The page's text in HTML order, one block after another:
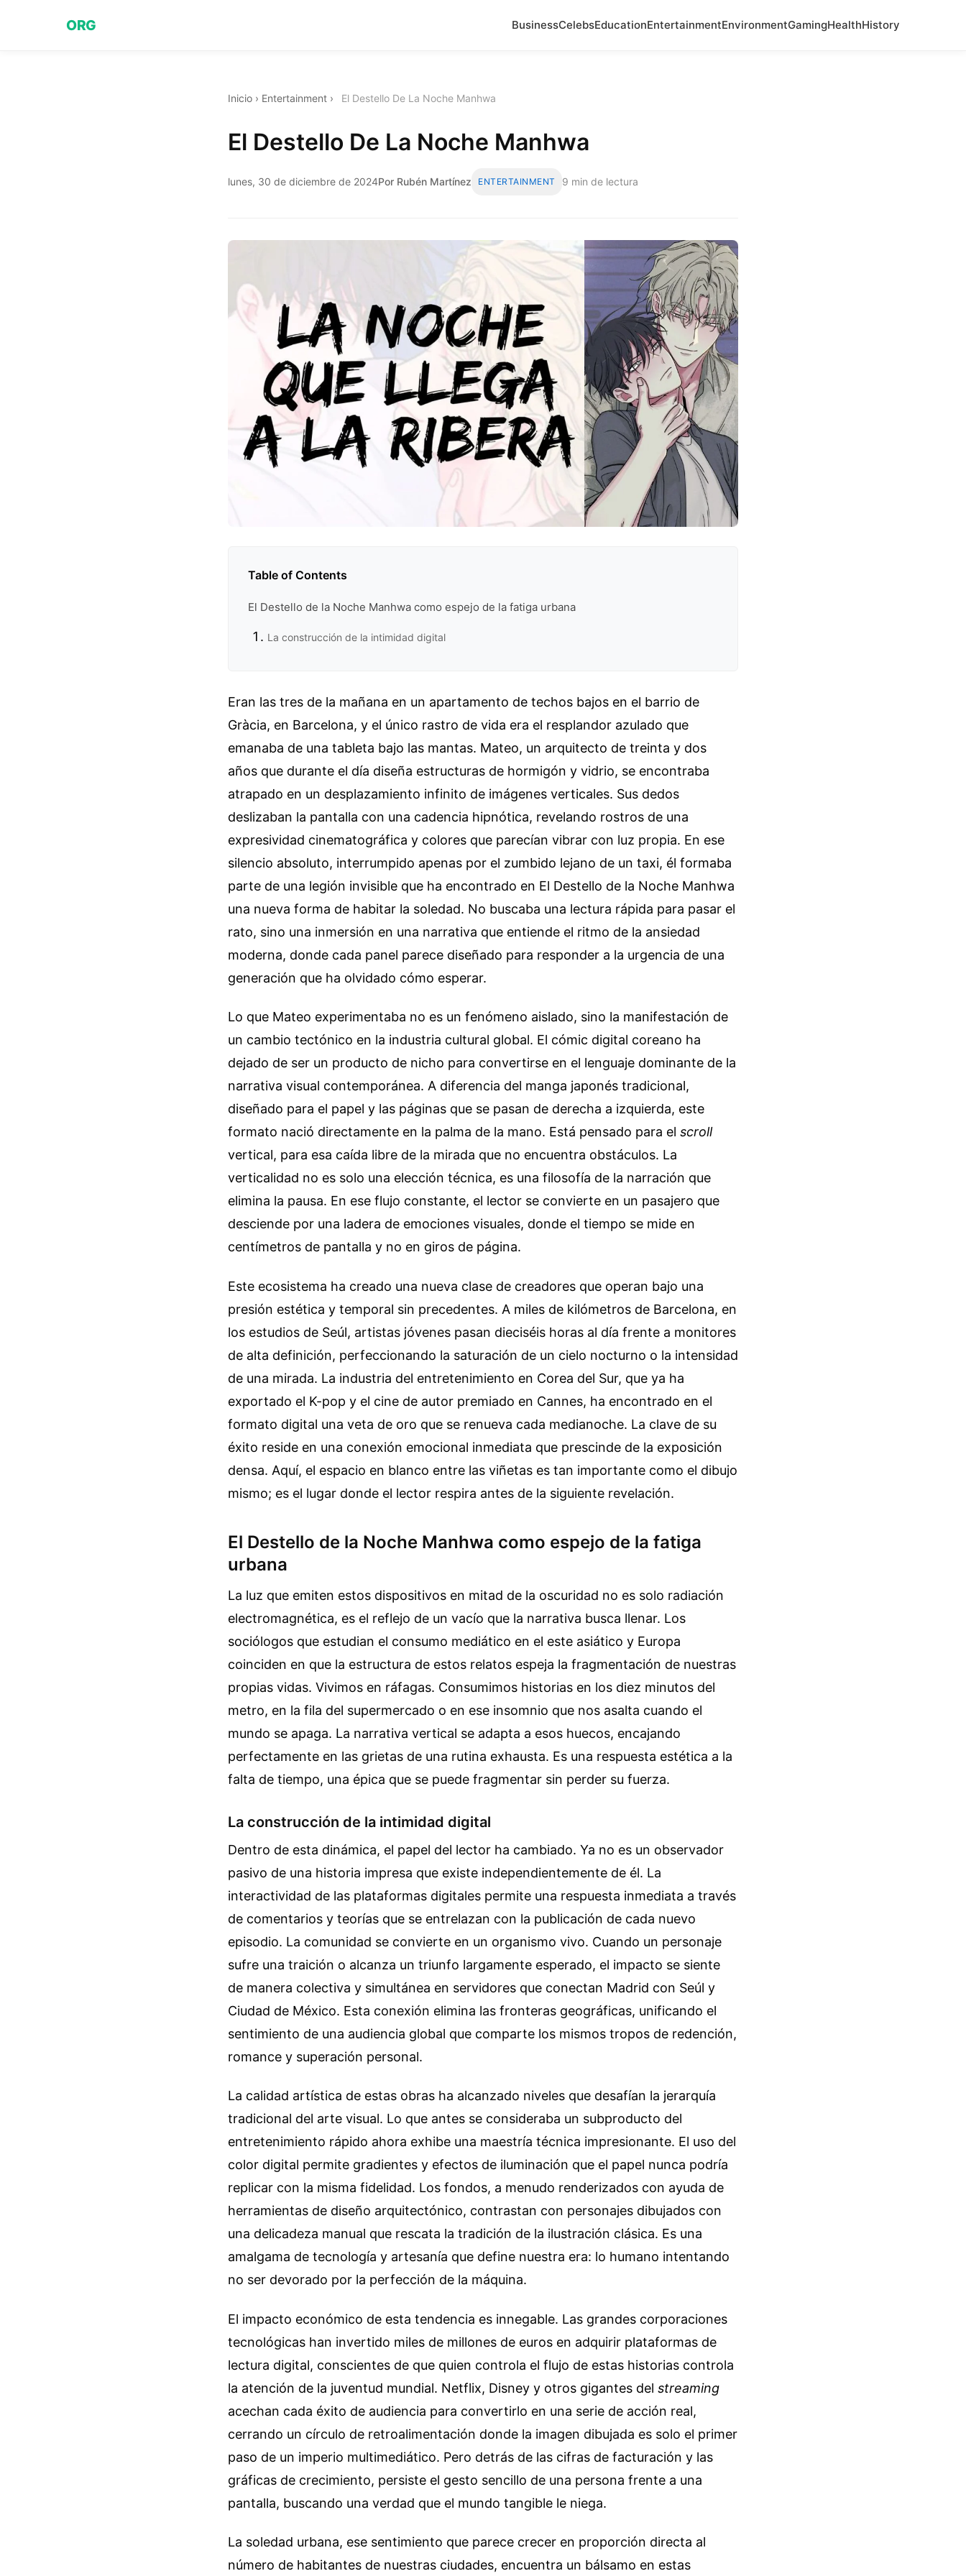
ORG BusinessCelebsEducationEntertainmentEnvironmentGamingHealthHistory
Inicio › Entertainment › El Destello De La Noche Manhwa
El Destello De La Noche Manhwa
lunes, 30 de diciembre de 2024Por Rubén Martínez ENTERTAINMENT 9 min de lectura
Table of Contents
El Destello de la Noche Manhwa como espejo de la fatiga urbana
La construcción de la intimidad digital
Eran las tres de la mañana en un apartamento de techos bajos en el barrio de
Gràcia, en Barcelona, y el único rastro de vida era el resplandor azulado que
emanaba de una tableta bajo las mantas. Mateo, un arquitecto de treinta y dos
años que durante el día diseña estructuras de hormigón y vidrio, se encontraba
atrapado en un desplazamiento infinito de imágenes verticales. Sus dedos
deslizaban la pantalla con una cadencia hipnótica, revelando rostros de una
expresividad cinematográfica y colores que parecían vibrar con luz propia. En ese
silencio absoluto, interrumpido apenas por el zumbido lejano de un taxi, él formaba
parte de una legión invisible que ha encontrado en El Destello de la Noche Manhwa
una nueva forma de habitar la soledad. No buscaba una lectura rápida para pasar el
rato, sino una inmersión en una narrativa que entiende el ritmo de la ansiedad
moderna, donde cada panel parece diseñado para responder a la urgencia de una
generación que ha olvidado cómo esperar.
Lo que Mateo experimentaba no es un fenómeno aislado, sino la manifestación de
un cambio tectónico en la industria cultural global. El cómic digital coreano ha
dejado de ser un producto de nicho para convertirse en el lenguaje dominante de la
narrativa visual contemporánea. A diferencia del manga japonés tradicional,
diseñado para el papel y las páginas que se pasan de derecha a izquierda, este
formato nació directamente en la palma de la mano. Está pensado para el scroll
vertical, para esa caída libre de la mirada que no encuentra obstáculos. La
verticalidad no es solo una elección técnica, es una filosofía de la narración que
elimina la pausa. En ese flujo constante, el lector se convierte en un pasajero que
desciende por una ladera de emociones visuales, donde el tiempo se mide en
centímetros de pantalla y no en giros de página.
Este ecosistema ha creado una nueva clase de creadores que operan bajo una
presión estética y temporal sin precedentes. A miles de kilómetros de Barcelona, en
los estudios de Seúl, artistas jóvenes pasan dieciséis horas al día frente a monitores
de alta definición, perfeccionando la saturación de un cielo nocturno o la intensidad
de una mirada. La industria del entretenimiento en Corea del Sur, que ya ha
exportado el K-pop y el cine de autor premiado en Cannes, ha encontrado en el
formato digital una veta de oro que se renueva cada medianoche. La clave de su
éxito reside en una conexión emocional inmediata que prescinde de la exposición
densa. Aquí, el espacio en blanco entre las viñetas es tan importante como el dibujo
mismo; es el lugar donde el lector respira antes de la siguiente revelación.
El Destello de la Noche Manhwa como espejo de la fatiga
urbana
La luz que emiten estos dispositivos en mitad de la oscuridad no es solo radiación
electromagnética, es el reflejo de un vacío que la narrativa busca llenar. Los
sociólogos que estudian el consumo mediático en el este asiático y Europa
coinciden en que la estructura de estos relatos espeja la fragmentación de nuestras
propias vidas. Vivimos en ráfagas. Consumimos historias en los diez minutos del
metro, en la fila del supermercado o en ese insomnio que nos asalta cuando el
mundo se apaga. La narrativa vertical se adapta a esos huecos, encajando
perfectamente en las grietas de una rutina exhausta. Es una respuesta estética a la
falta de tiempo, una épica que se puede fragmentar sin perder su fuerza.
La construcción de la intimidad digital
Dentro de esta dinámica, el papel del lector ha cambiado. Ya no es un observador
pasivo de una historia impresa que existe independientemente de él. La
interactividad de las plataformas digitales permite una respuesta inmediata a través
de comentarios y teorías que se entrelazan con la publicación de cada nuevo
episodio. La comunidad se convierte en un organismo vivo. Cuando un personaje
sufre una traición o alcanza un triunfo largamente esperado, el impacto se siente
de manera colectiva y simultánea en servidores que conectan Madrid con Seúl y
Ciudad de México. Esta conexión elimina las fronteras geográficas, unificando el
sentimiento de una audiencia global que comparte los mismos tropos de redención,
romance y superación personal.
La calidad artística de estas obras ha alcanzado niveles que desafían la jerarquía
tradicional del arte visual. Lo que antes se consideraba un subproducto del
entretenimiento rápido ahora exhibe una maestría técnica impresionante. El uso del
color digital permite gradientes y efectos de iluminación que el papel nunca podría
replicar con la misma fidelidad. Los fondos, a menudo renderizados con ayuda de
herramientas de diseño arquitectónico, contrastan con personajes dibujados con
una delicadeza manual que rescata la tradición de la ilustración clásica. Es una
amalgama de tecnología y artesanía que define nuestra era: lo humano intentando
no ser devorado por la perfección de la máquina.
El impacto económico de esta tendencia es innegable. Las grandes corporaciones
tecnológicas han invertido miles de millones de euros en adquirir plataformas de
lectura digital, conscientes de que quien controla el flujo de estas historias controla
la atención de la juventud mundial. Netflix, Disney y otros gigantes del streaming
acechan cada éxito de audiencia para convertirlo en una serie de acción real,
cerrando un círculo de retroalimentación donde la imagen dibujada es solo el primer
paso de un imperio multimediático. Pero detrás de las cifras de facturación y las
gráficas de crecimiento, persiste el gesto sencillo de una persona frente a una
pantalla, buscando una verdad que el mundo tangible le niega.
La soledad urbana, ese sentimiento que parece crecer en proporción directa al
número de habitantes de nuestras ciudades, encuentra un bálsamo en estas